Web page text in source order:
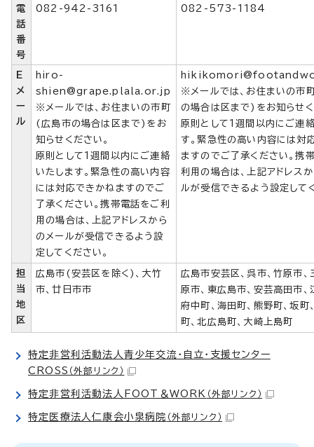
電
話
番
号
082-942-3161 082-573-1184
E
メ
ー
ル
hiro-
shien@grape.plala.or.jp
※メールでは、お住まいの市町
(広島市の場合は区まで)をお
知らせください。
原則として1週間以内にご連絡
いたします。緊急性の高い内容
には対応できかねますのでご
了承ください。携帯電話をご利
用の場合は、上記アドレスから
のメールが受信できるよう設
定してください。
※メールでは、お住まいの市
の場合は区まで)をお知らせく
原則として1週間以内にご連
す。緊急性の高い内容には対
ますのでご了承ください。携
利用の場合は、上記アドレス
ルが受信できるよう設定して
担
当
地
区
広島市(安芸区を除く)、大竹
市、廿日市市
広島市安芸区、呉市、竹原市、
原市、東広島市、安芸高田市、
府中町、海田町、熊野町、坂町
町、北広島町、大崎上島町
特定非営利活動法人青少年交流・自立・支援センター
CROSS （外部リンク）
特定非営利活動法人FOOT＆WORK （外部リンク）
特定医療法人仁康会小泉病院 （外部リンク）